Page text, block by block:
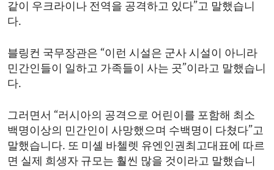
같이 우크라이나 전역을 공격하고 있다”고 말했습니
다.
블링컨 국무장관은 “이런 시설은 군사 시설이 아니라
민간인들이 일하고 가족들이 사는 곳”이라고 말했습니
다.
그러면서 “러시아의 공격으로 어린이를 포함해 최소
백명이상의 민간인이 사망했으며 수백명이 다쳤다”고
말했습니다. 또 미셸 바첼렛 유엔인권최고대표에 따르
면 실제 희생자 규모는 훨씬 많을 것이라고 말했습니